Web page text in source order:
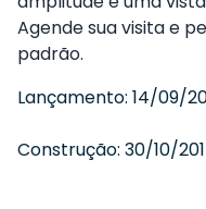
Agende sua visita e
padrão.
Lançamento: 14/09/
Construção: 30/10/